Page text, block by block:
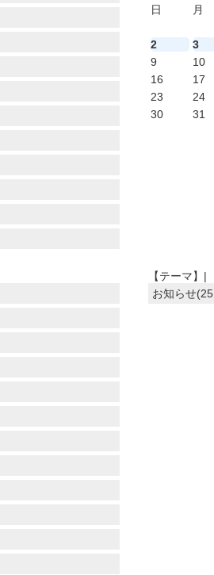
日
月
2
3
9
10
16
17
23
24
30
31
【テーマ】|
お知らせ